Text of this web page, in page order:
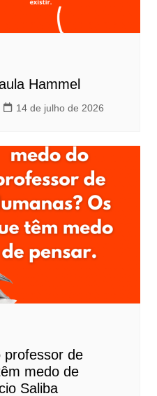
Hammel
14 de julho de 2026
professor de
medo de
Saliba